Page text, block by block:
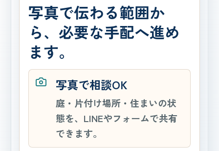
写真で伝わる範囲か
ら、必要な手配へ進め
ます。
写真で相談OK
庭・片付け場所・住まいの状
態を、LINEやフォームで共有
できます。